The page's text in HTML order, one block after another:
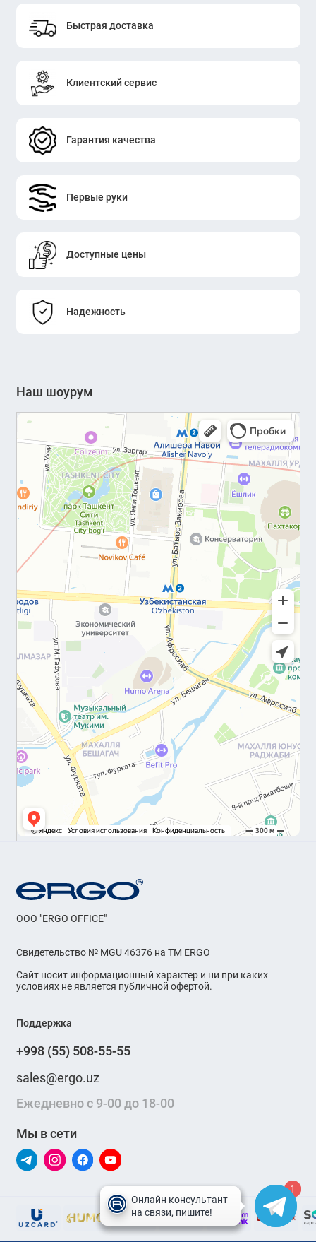
Быстрая доставка
Клиентский сервис
Гарантия качества
Первые руки
Доступные цены
Надежность
Наш шоурум
OOO "ERGO OFFICE"
Свидетельство № MGU 46376 на ТМ ERGO
Сайт носит информационный характер и ни при каких
условиях не является публичной офертой.
Поддержка
+998 (55) 508-55-55
sales@ergo.uz
Ежедневно с 9-00 до 18-00
Мы в сети
1
1